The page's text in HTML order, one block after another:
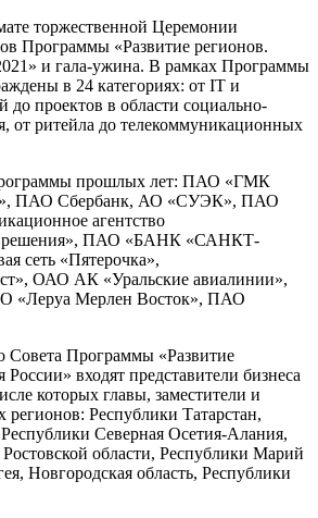
торжественной Церемонии
Программы «Развитие регионов.
и гала-ужина. В рамках Программы
в 24 категориях: от IT и
до проектов в области социально-
от ритейла до телекоммуникационных
прошлых лет: ПАО «ГМК
ПАО Сбербанк, АО «СУЭК», ПАО
агентство
решения», ПАО «БАНК «САНКТ-
сеть «Пятерочка»,
ОАО АК «Уральские авиалинии»,
«Леруа Мерлен Восток», ПАО
Совета Программы «Развитие
входят представители бизнеса
которых главы, заместители и
Республики Татарстан,
Республики Северная Осетия-Алания,
области, Республики Марий
Новгородская область, Республики